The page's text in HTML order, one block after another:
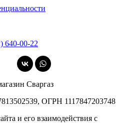
640‑00‑22
Сваргаз
ОГРН 1117847203748
и его взаимодействия с